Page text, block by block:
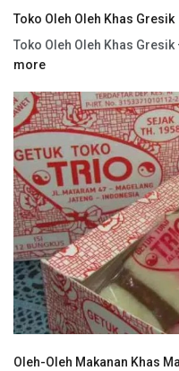
Toko Oleh Oleh Khas Gresik
Toko Oleh Oleh Khas
more
Oleh-Oleh Makanan Khas